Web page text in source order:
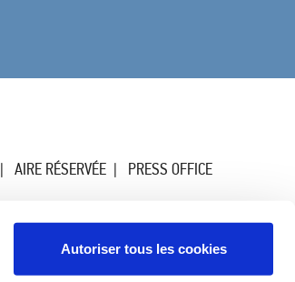
Autoriser tous les cookies
AIRE RÉSERVÉE PRESS OFFICE